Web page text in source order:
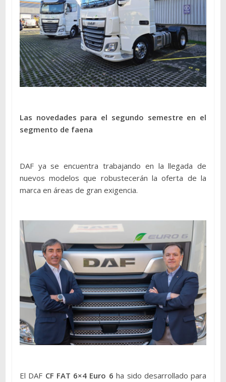
Las novedades para el segundo semestre en el
segmento de faena
DAF ya se encuentra trabajando en la llegada de
nuevos modelos que robustecerán la oferta de la
marca en áreas de gran exigencia.
El DAF CF FAT 6×4 Euro 6 ha sido desarrollado para